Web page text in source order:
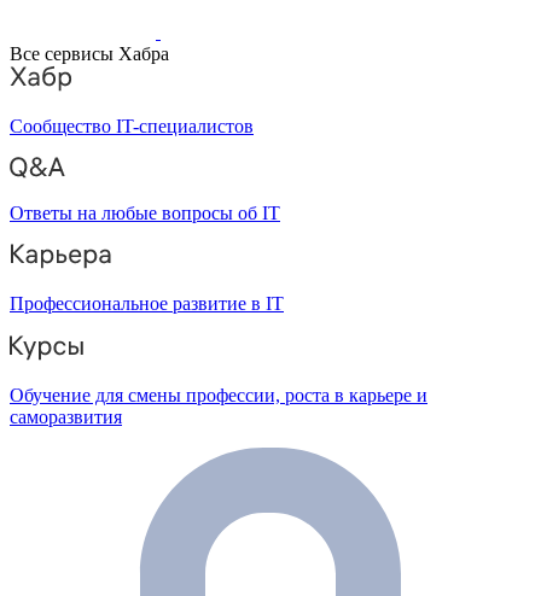
Все сервисы Хабра
Сообщество IT-специалистов
Ответы на любые вопросы об IT
Профессиональное развитие в IT
Обучение для смены профессии, роста в карьере и
саморазвития